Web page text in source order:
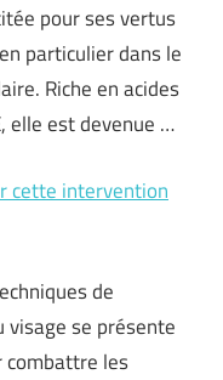
pour ses vertus
particulier dans le
Riche en acides
elle est devenue …
cette intervention
de
se présente
combattre les